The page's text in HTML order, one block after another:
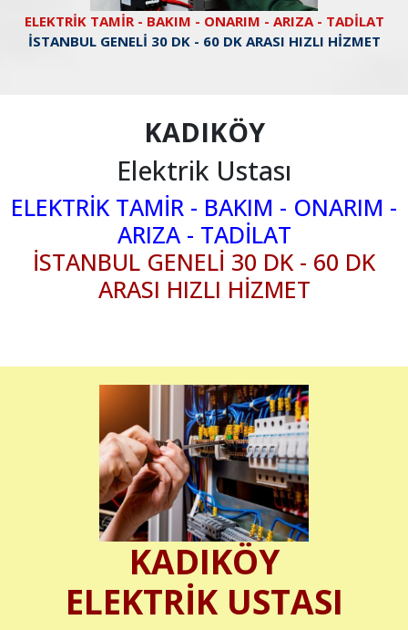
ELEKTRİK TAMİR - BAKIM - ONARIM - ARIZA - TADİLAT
İSTANBUL GENELİ 30 DK - 60 DK ARASI HIZLI HİZMET
KADIKÖY
Elektrik Ustası
ELEKTRİK TAMİR - BAKIM - ONARIM -
ARIZA - TADİLAT
İSTANBUL GENELİ 30 DK - 60 DK
ARASI HIZLI HİZMET
KADIKÖY
ELEKTRİK USTASI